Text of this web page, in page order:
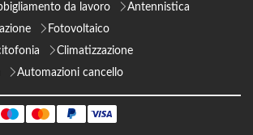
da lavoro
Antennistica
Fotovoltaico
Climatizzazione
Automazioni cancello